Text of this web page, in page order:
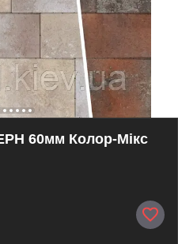
60мм Колор-Мікс